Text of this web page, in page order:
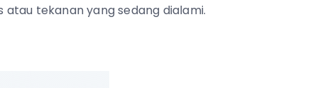
tekanan yang sedang dialami.